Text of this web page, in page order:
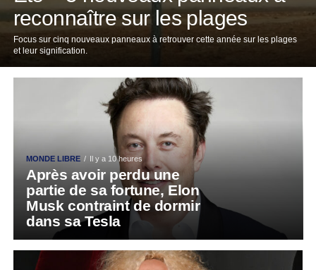
reconnaître sur les plages
Focus sur cinq nouveaux panneaux à retrouver cette année sur les plages
et leur signification.
MONDE LIBRE Il y a 10 heures
Après avoir perdu une
partie de sa fortune, Elon
Musk contraint de dormir
dans sa Tesla